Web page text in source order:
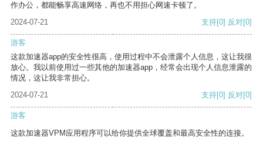
作办公，都能畅享高速网络，再也不用担心网速卡顿了。
2024-07-21
支持[0] 反对[0]
游客
这款加速器app的安全性很高，使用过程中不会泄露个人信息，这让我很
放心。我以前使用过一些其他的加速器app，经常会出现个人信息泄露的
情况，这让我非常担心。
2024-07-21
支持[0] 反对[0]
游客
这款加速器VPM应用程序可以给你提供全球覆盖和最高安全性的连接。